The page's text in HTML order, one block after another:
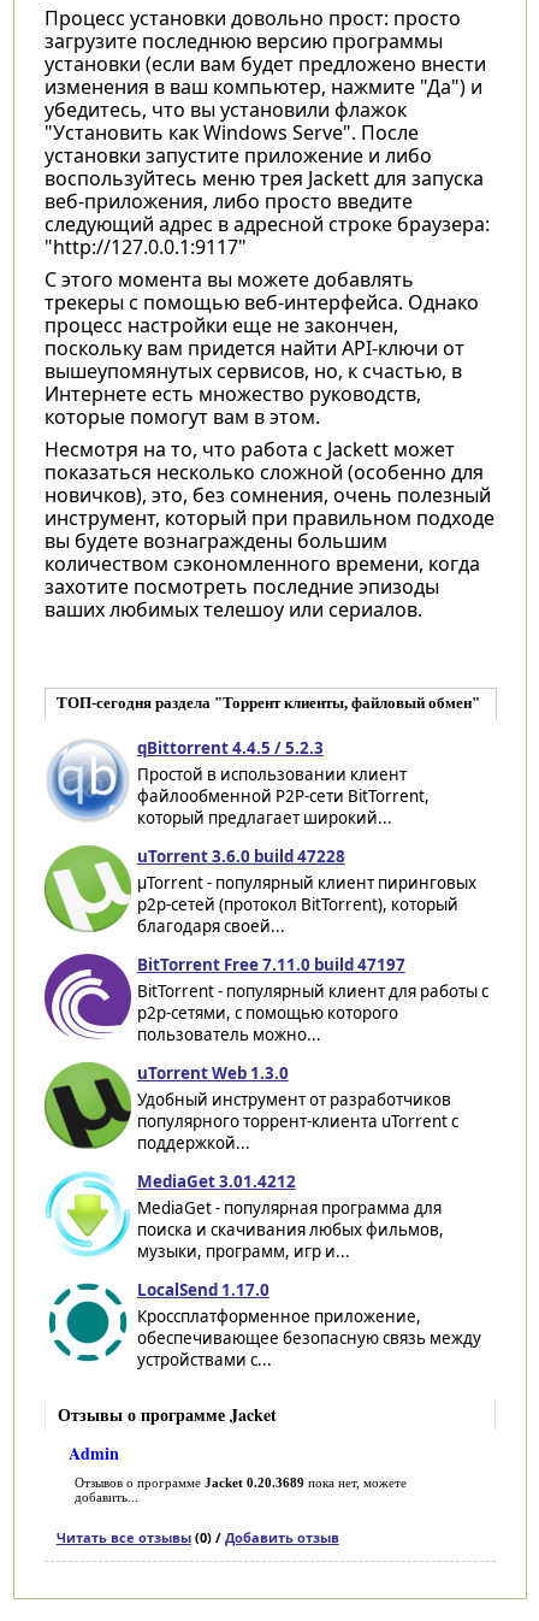
Процесс установки довольно прост: просто
загрузите последнюю версию программы
установки (если вам будет предложено внести
изменения в ваш компьютер, нажмите "Да") и
убедитесь, что вы установили флажок
"Установить как Windows Serve". После
установки запустите приложение и либо
воспользуйтесь меню трея Jackett для запуска
веб-приложения, либо просто введите
следующий адрес в адресной строке браузера:
"http://127.0.0.1:9117"
С этого момента вы можете добавлять
трекеры с помощью веб-интерфейса. Однако
процесс настройки еще не закончен,
поскольку вам придется найти API-ключи от
вышеупомянутых сервисов, но, к счастью, в
Интернете есть множество руководств,
которые помогут вам в этом.
Несмотря на то, что работа с Jackett может
показаться несколько сложной (особенно для
новичков), это, без сомнения, очень полезный
инструмент, который при правильном подходе
вы будете вознаграждены большим
количеством сэкономленного времени, когда
захотите посмотреть последние эпизоды
ваших любимых телешоу или сериалов.
ТОП-сегодня раздела "Торрент клиенты, файловый обмен"
qBittorrent 4.4.5 / 5.2.3
Простой в использовании клиент
файлообменной P2P-сети BitTorrent,
который предлагает широкий...
uTorrent 3.6.0 build 47228
µTorrent - популярный клиент пиринговых
p2p-сетей (протокол BitTorrent), который
благодаря своей...
BitTorrent Free 7.11.0 build 47197
BitTorrent - популярный клиент для работы с
p2p-сетями, с помощью которого
пользователь можно...
uTorrent Web 1.3.0
Удобный инструмент от разработчиков
популярного торрент-клиента uTorrent с
поддержкой...
MediaGet 3.01.4212
MediaGet - популярная программа для
поиска и скачивания любых фильмов,
музыки, программ, игр и...
LocalSend 1.17.0
Кроссплатформенное приложение,
обеспечивающее безопасную связь между
устройствами с...
Отзывы о программе Jacket
Admin
Отзывов о программе Jacket 0.20.3689 пока нет, можете
добавить...
Читать все отзывы(0) / Добавить отзыв